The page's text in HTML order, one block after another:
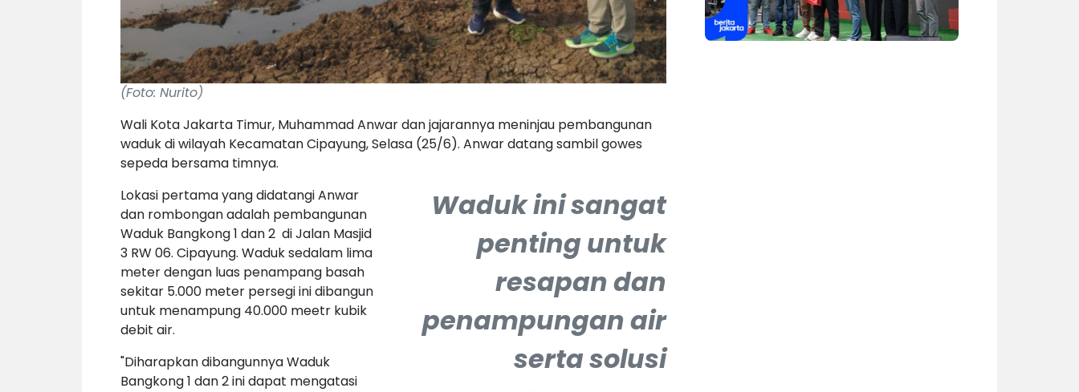
(Foto: Nurito)
Wali Kota Jakarta Timur, Muhammad Anwar dan jajarannya meninjau pembangunan
waduk di wilayah Kecamatan Cipayung, Selasa (25/6). Anwar datang sambil gowes
sepeda bersama timnya.
Waduk ini sangat
penting untuk
resapan dan
penampungan air
serta solusi
Lokasi pertama yang didatangi Anwar
dan rombongan adalah pembangunan
Waduk Bangkong 1 dan 2 di Jalan Masjid
3 RW 06. Cipayung. Waduk sedalam lima
meter dengan luas penampang basah
sekitar 5.000 meter persegi ini dibangun
untuk menampung 40.000 meetr kubik
debit air.
"Diharapkan dibangunnya Waduk
Bangkong 1 dan 2 ini dapat mengatasi